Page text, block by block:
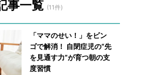
事一覧 (11件)
「ママのせい！」をビン
ゴで解消！ 自閉症児の“先
を見通す力”が育つ朝の支
度習慣